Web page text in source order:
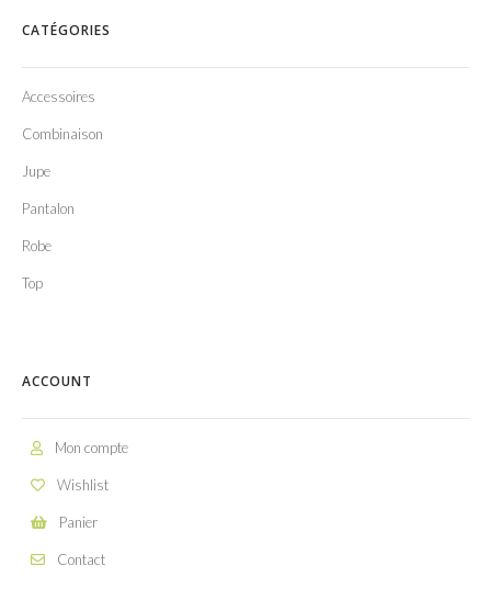
CATÉGORIES
Accessoires
Combinaison
Jupe
Pantalon
Robe
Top
ACCOUNT
Mon compte
Wishlist
Panier
Contact